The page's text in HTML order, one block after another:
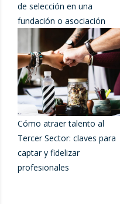
de selección en una
fundación o asociación
Cómo atraer talento al
Tercer Sector: claves para
captar y fidelizar
profesionales